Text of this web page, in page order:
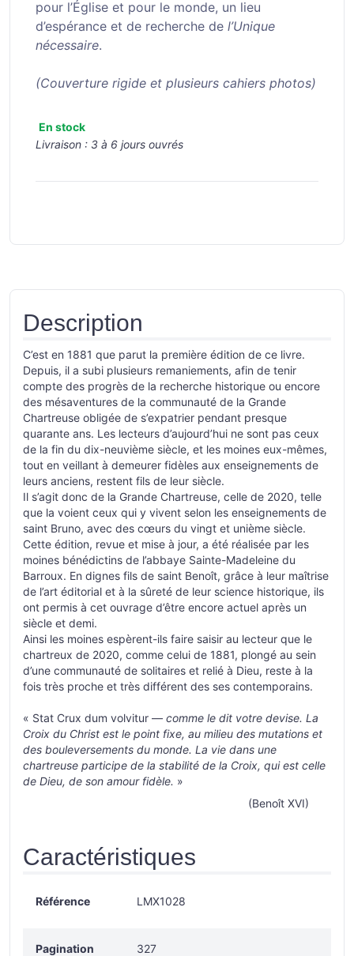
pour l’Église et pour le monde, un lieu
d’espérance et de recherche de l’Unique
nécessaire.
(Couverture rigide et plusieurs cahiers photos)
En stock
Livraison : 3 à 6 jours ouvrés
Description
C’est en 1881 que parut la première édition de ce livre.
Depuis, il a subi plusieurs remaniements, afin de tenir
compte des progrès de la recherche historique ou encore
des mésaventures de la communauté de la Grande
Chartreuse obligée de s’expatrier pendant presque
quarante ans. Les lecteurs d’aujourd’hui ne sont pas ceux
de la fin du dix-neuvième siècle, et les moines eux-mêmes,
tout en veillant à demeurer fidèles aux enseignements de
leurs anciens, restent fils de leur siècle.
Il s’agit donc de la Grande Chartreuse, celle de 2020, telle
que la voient ceux qui y vivent selon les enseignements de
saint Bruno, avec des cœurs du vingt et unième siècle.
Cette édition, revue et mise à jour, a été réalisée par les
moines bénédictins de l’abbaye Sainte-Madeleine du
Barroux. En dignes fils de saint Benoît, grâce à leur maîtrise
de l’art éditorial et à la sûreté de leur science historique, ils
ont permis à cet ouvrage d’être encore actuel après un
siècle et demi.
Ainsi les moines espèrent-ils faire saisir au lecteur que le
chartreux de 2020, comme celui de 1881, plongé au sein
d’une communauté de solitaires et relié à Dieu, reste à la
fois très proche et très différent des ses contemporains.
« Stat Crux dum volvitur — comme le dit votre devise. La
Croix du Christ est le point fixe, au milieu des mutations et
des bouleversements du monde. La vie dans une
chartreuse participe de la stabilité de la Croix, qui est celle
de Dieu, de son amour fidèle. »
(Benoît XVI)
Caractéristiques
Référence LMX1028
Pagination 327